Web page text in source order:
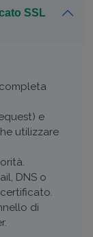
SSL
e
utilizzare
DNS o
di